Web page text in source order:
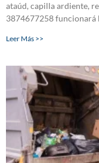
ataúd, capilla ardiente,
3874677258 funcionará
Leer Más >>